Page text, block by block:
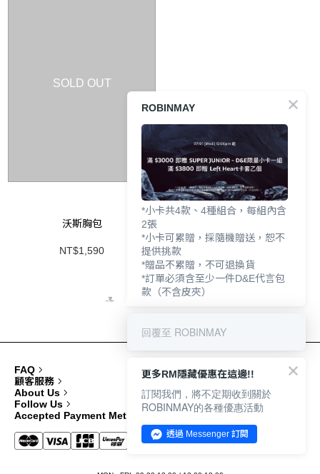
SOLD OUT
沃斯胸包
NT$1,590
FAQ
顧客服務
About Us
Follow Us
Accepted Payment Methods
ROBINMAY
*小卡共4款、4種組合，每組內含
2張
*小卡可累贈，採隨機贈送，恕不
提供挑款
*贈品不累贈，不可退換貨
*訂單必須含至少一件D&E代言包
款（不含皮夾）
回覆至 ROBINMAY
更多RM隱藏優惠在這邊!!
訂閱我們，將不定期收到關於
ROBINMAY的各種優惠活動
透過 Messenger 訂閱